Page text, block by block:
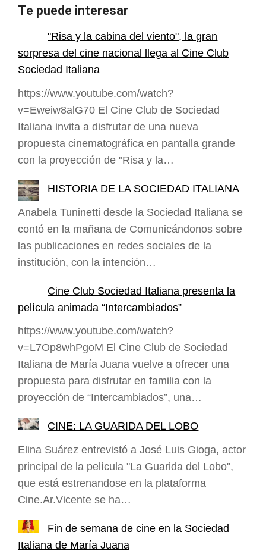
Te puede interesar
"Risa y la cabina del viento", la gran
sorpresa del cine nacional llega al Cine Club
Sociedad Italiana
https://www.youtube.com/watch?
v=Eweiw8alG70 El Cine Club de Sociedad
Italiana invita a disfrutar de una nueva
propuesta cinematográfica en pantalla grande
con la proyección de "Risa y la…
HISTORIA DE LA SOCIEDAD ITALIANA
Anabela Tuninetti desde la Sociedad Italiana se
contó en la mañana de Comunicándonos sobre
las publicaciones en redes sociales de la
institución, con la intención…
Cine Club Sociedad Italiana presenta la
película animada “Intercambiados”
https://www.youtube.com/watch?
v=L7Op8whPgoM El Cine Club de Sociedad
Italiana de María Juana vuelve a ofrecer una
propuesta para disfrutar en familia con la
proyección de “Intercambiados”, una…
CINE: LA GUARIDA DEL LOBO
Elina Suárez entrevistó a José Luis Gioga, actor
principal de la película "La Guarida del Lobo",
que está estrenandose en la plataforma
Cine.Ar.Vicente se ha…
Fin de semana de cine en la Sociedad
Italiana de María Juana